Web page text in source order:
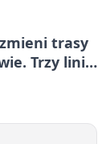
trasy
Trzy linie